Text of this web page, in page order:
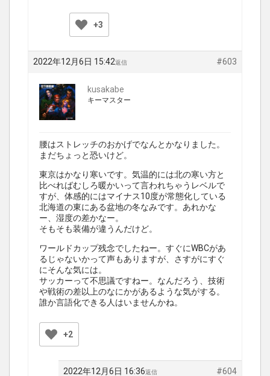
+3
2022年12月6日 15:42 #603
返信
kusakabe
キーマスター
腰はストレッチのおかげでなんとかなりました。
まだちょっと恐いけど。
東京はかなり寒いです。気温的には北の寒い方と
比べればむしろ暖かいって言われちゃうレベルで
すが、体感的にはマイナス10度が常態化している
北海道の東にある盆地の冬なみです。あれかな
ー、湿度の差かなー。
そもそも装備が違うんだけど。
ワールドカップ残念でしたねー。すぐにWBCがあ
るじゃないかって声もありますが、さすがにすぐ
にそんな気には。
サッカーって不思議ですねー。なんだろう、技術
や戦術の差以上のなにかがあるような気がする。
誰か言語化できる人はいませんかね。
+2
2022年12月6日 16:36 #604
返信